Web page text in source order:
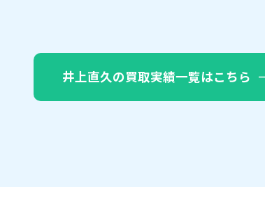
井上直久の買取実績一覧はこちら